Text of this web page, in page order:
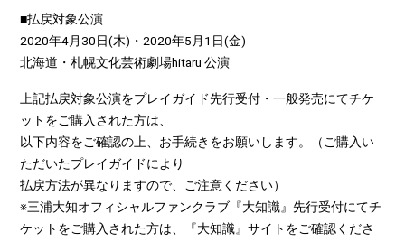
■払戻対象公演
2020年4月30日(木)・2020年5月1日(金)
北海道・札幌文化芸術劇場hitaru 公演
上記払戻対象公演をプレイガイド先行受付・一般発売にてチケ
ットをご購入された方は、
以下内容をご確認の上、お手続きをお願いします。（ご購入い
ただいたプレイガイドにより
払戻方法が異なりますので、ご注意ください）
※三浦大知オフィシャルファンクラブ『大知識』先行受付にてチ
ケットをご購入された方は、『大知識』サイトをご確認くださ